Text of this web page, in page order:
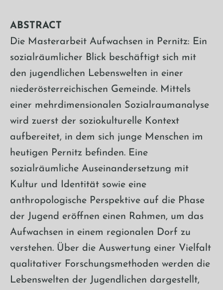
ABSTRACT
Die Masterarbeit Aufwachsen in Pernitz: Ein
sozialräumlicher Blick beschäftigt sich mit
den jugendlichen Lebenswelten in einer
niederösterreichischen Gemeinde. Mittels
einer mehrdimensionalen Sozialraumanalyse
wird zuerst der soziokulturelle Kontext
aufbereitet, in dem sich junge Menschen im
heutigen Pernitz befinden. Eine
sozialräumliche Auseinandersetzung mit
Kultur und Identität sowie eine
anthropologische Perspektive auf die Phase
der Jugend eröffnen einen Rahmen, um das
Aufwachsen in einem regionalen Dorf zu
verstehen. Über die Auswertung einer Vielfalt
qualitativer Forschungsmethoden werden die
Lebenswelten der Jugendlichen dargestellt,